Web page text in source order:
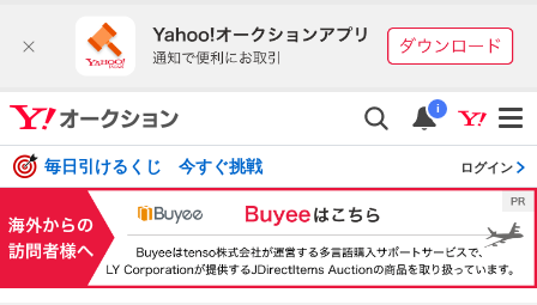
i
毎日引けるくじ 今すぐ挑戦 ログイン